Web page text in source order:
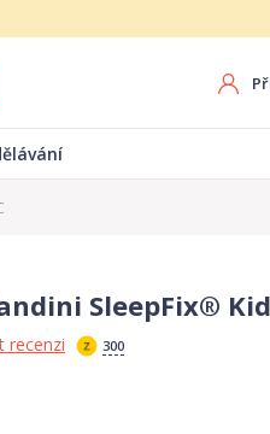
SleepFix®
recenzi 300